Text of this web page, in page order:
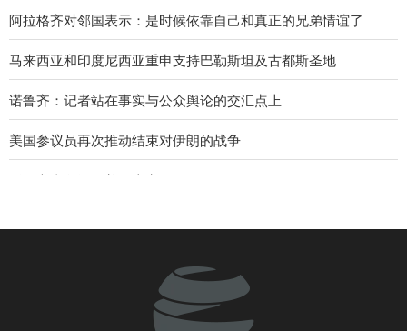
阿拉格齐对邻国表示：是时候依靠自己和真正的兄弟情谊了
马来西亚和印度尼西亚重申支持巴勒斯坦及古都斯圣地
诺鲁齐：记者站在事实与公众舆论的交汇点上
美国参议员再次推动结束对伊朗的战争
《外交事务》：美国应离开西亚